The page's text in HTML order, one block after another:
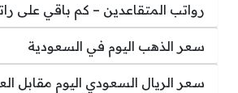
رواتب المتقاعدين – كم باقي على
سعر الذهب اليوم في السعودية
سعر الريال السعودي اليوم مقابل